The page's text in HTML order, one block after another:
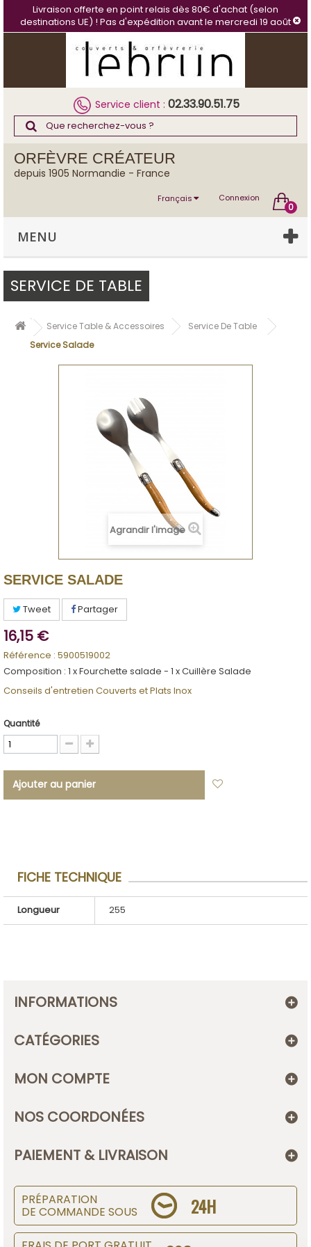
Livraison offerte en point relais dès 80€ d'achat (selon
destinations UE) ! Pas d'expédition avant le mercredi 19 août
Service client : 02.33.90.51.75
ORFÈVRE CRÉATEUR
depuis 1905 Normandie - France
0
Connexion
Français
MENU
SERVICE DE TABLE
Service Table & Accessoires
Service De Table
Service Salade
Agrandir l'image
SERVICE SALADE
Tweet Partager
16,15 €
Référence : 5900519002
Composition : 1 x Fourchette salade - 1 x Cuillère Salade
Conseils d'entretien Couverts et Plats Inox
Quantité
Ajouter au panier
FICHE TECHNIQUE
Longueur 255
INFORMATIONS
CATÉGORIES
MON COMPTE
NOS COORDONÉES
PAIEMENT & LIVRAISON
PRÉPARATION
DE COMMANDE SOUS 24H
Panneau de gestion des cookies